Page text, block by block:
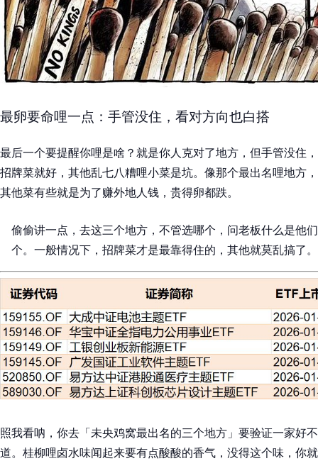
最卵要命哩一点：手管没住，看对方向也白搭
最后一个要提醒你哩是啥？就是你人克对了地方，但手管没住
招牌菜就好，其他乱七八糟哩小菜是坑。像那个最出名哩地方
其他菜有些就是为了赚外地人钱，贵得卵都跌。
偷偷讲一点，去这三个地方，不管选哪个，问老板什么是他
个。一般情况下，招牌菜才是最靠得住的，其他就莫乱搞了。
照我看呐，你去「未央鸡窝最出名的三个地方」要验证一家好
道。桂柳哩卤水味闻起来要有点酸酸的香气，没得这个味，你